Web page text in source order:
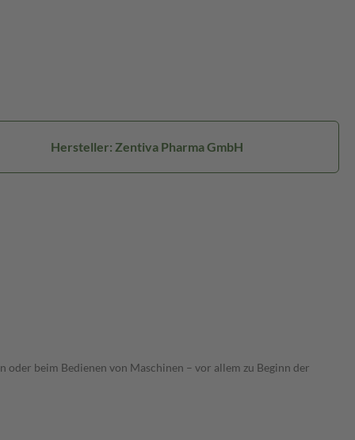
Hersteller: Zentiva Pharma GmbH
beim Bedienen von Maschinen – vor allem zu Beginn der